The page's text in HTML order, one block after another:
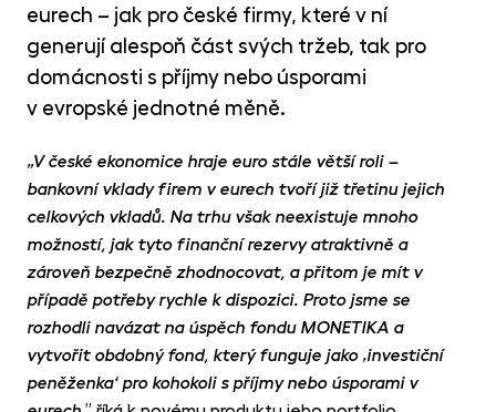
eurech – jak pro české firmy, které v ní
generují alespoň část svých tržeb, tak pro
domácnosti s příjmy nebo úsporami
v evropské jednotné měně.
„V české ekonomice hraje euro stále větší roli –
bankovní vklady firem v eurech tvoří již třetinu jejich
celkových vkladů. Na trhu však neexistuje mnoho
možností, jak tyto finanční rezervy atraktivně a
zároveň bezpečně zhodnocovat, a přitom je mít v
případě potřeby rychle k dispozici. Proto jsme se
rozhodli navázat na úspěch fondu MONETIKA a
vytvořit obdobný fond, který funguje jako ‚investiční
peněženka‘ pro kohokoli s příjmy nebo úsporami v